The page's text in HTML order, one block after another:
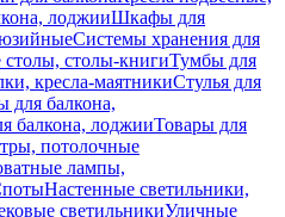
лоджииШкафы для
Системы хранения для
столы-книгиТумбы для
кресла-маятникиСтулья для
для балкона,
балкона, лоджииТовары для
потолочные
лампы,
Настенные светильники,
светильникиУличные